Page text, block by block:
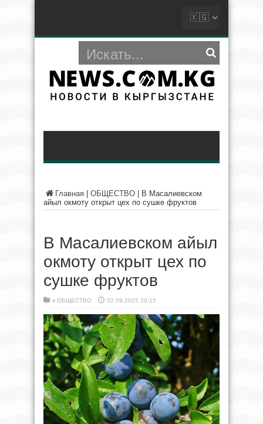
Главная ОБЩЕСТВО
В Масалиевском
айыл окмоту открыт цех по сушке фруктов
В Масалиевском айыл
окмоту открыт цех по
сушке фруктов
в ОБЩЕСТВО 02.09.2025 20:15